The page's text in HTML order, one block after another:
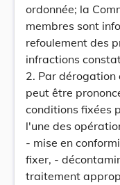
ordonnée; la
membres sont
refoulement des
infractions
2. Par
peut être
conditions fixées
l'une des
- mise en
fixer, -
traitement